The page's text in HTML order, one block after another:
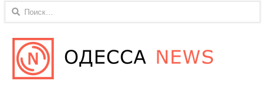
Найти: